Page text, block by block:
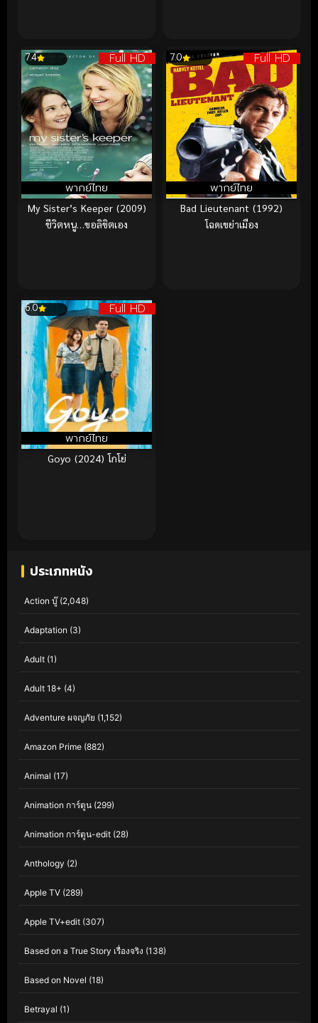
Full HD
พากย์ไทย
7.4
My Sister’s Keeper (2009)
ชีวิตหนู…ขอลิขิตเอง
Full HD
พากย์ไทย
7.0
Bad Lieutenant (1992)
โฉดเขย่าเมือง
Full HD
พากย์ไทย
6.0
Goyo (2024) โกโย่
ประเภทหนัง
Action บู๊(2,048)
Adaptation (3)
Adult (1)
Adult 18+ (4)
Adventure ผจญภัย (1,152)
Amazon Prime (882)
Animal (17)
Animation การ์ตูน (299)
Animation การ์ตูน-edit (28)
Anthology (2)
Apple TV (289)
Apple TV+edit (307)
Based on a True Story เรื่องจริง (138)
Based on Novel (18)
Betrayal (1)